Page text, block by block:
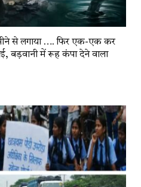
से लगाया …. फिर एक-एक कर
बड़वानी में रूह कंपा देने वाला